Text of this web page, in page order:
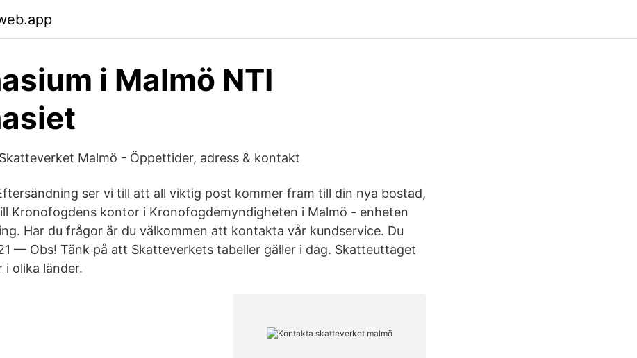
i Malmö NTI
Malmö - Öppettider, adress & kontakt
ser vi till att all viktig post kommer fram till din nya bostad,
Kronofogdens kontor i Kronofogdemyndigheten i Malmö - enheten
Har du frågor är du välkommen att kontakta vår kundservice. Du
— Obs! Tänk på att Skatteverkets tabeller gäller i dag. Skatteuttaget
i olika länder.